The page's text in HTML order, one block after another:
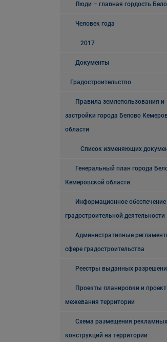
Люди – главная гордость
Человек года
2017
Документы
Градостроительство
Правила землепользования и
застройки города Белово
области
Список изменяющих
Генеральный план города
Кемеровской области
Информационное обеспечение
градостроительной деятельности
Административные
сфере градостроительства
Реестры выданных
Проекты планировки и
межевания территории
Схема размещения рекламных
конструкций на территории